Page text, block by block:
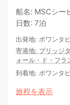
船名: MSCシー
日数: 7泊
出発地: ポワンタ
寄港地: ブリッジ
ォール・ド・フラ
到着地: ポワンタ
旅程を表示